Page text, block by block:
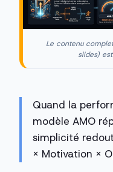
Le contenu
slides)
Quand la
modèle AMO
simplicité
× Motivation ×